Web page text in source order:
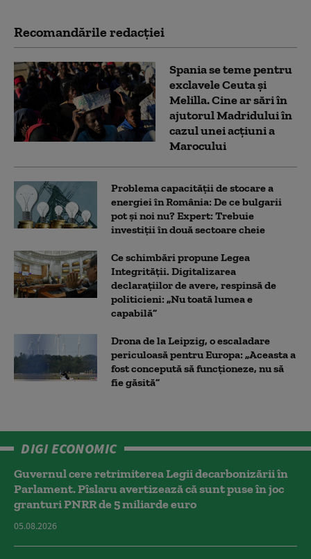
Recomandările redacţiei
Spania se teme pentru
exclavele Ceuta și
Melilla. Cine ar sări în
ajutorul Madridului în
cazul unei acțiuni a
Marocului
Problema capacității de stocare a
energiei în România: De ce bulgarii
pot și noi nu? Expert: Trebuie
investiții în două sectoare cheie
Ce schimbări propune Legea
Integrității. Digitalizarea
declarațiilor de avere, respinsă de
politicieni: „Nu toată lumea e
capabilă”
Drona de la Leipzig, o escaladare
periculoasă pentru Europa: „Aceasta a
fost concepută să funcționeze, nu să
fie găsită”
DIGI ECONOMIC
Guvernul cere retrimiterea Legii decarbonizării în
Parlament. Pîslaru avertizează că sunt puse în joc
granturi PNRR de 5 miliarde euro
05.08.2026